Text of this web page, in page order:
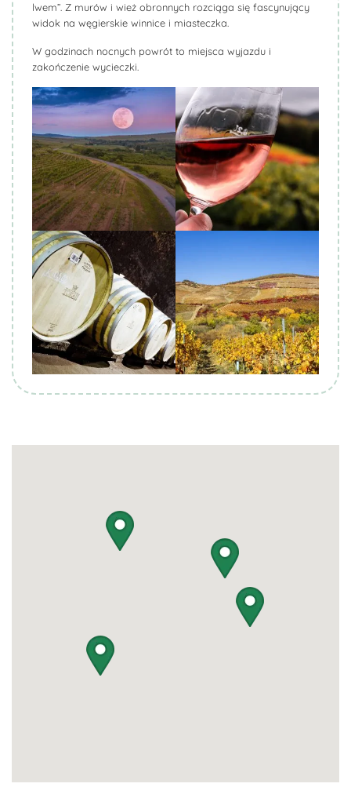
lwem”. Z murów i wież obronnych rozciąga się fascynujący
widok na węgierskie winnice i miasteczka.
W godzinach nocnych powrót to miejsca wyjazdu i
zakończenie wycieczki.
Biuro Podróży KROCZEKBiuro Podróży KROCZEK
Biuro Podróży KROCZEK